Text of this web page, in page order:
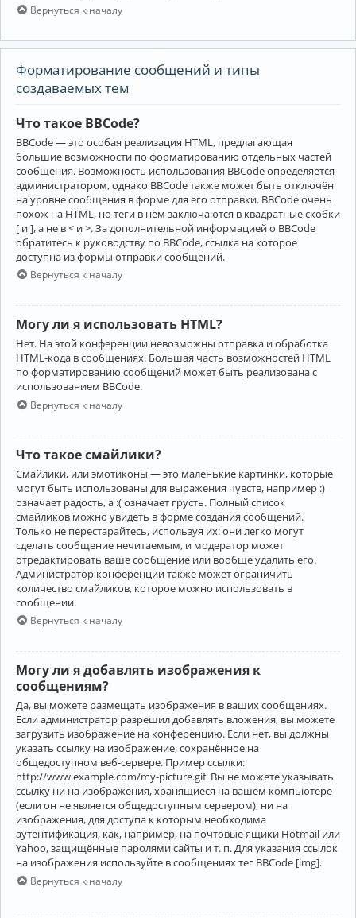
Вернуться к началу
Форматирование сообщений и типы
создаваемых тем
Что такое BBCode?
BBCode — это особая реализация HTML, предлагающая
большие возможности по форматированию отдельных частей
сообщения. Возможность использования BBCode определяется
администратором, однако BBCode также может быть отключён
на уровне сообщения в форме для его отправки. BBCode очень
похож на HTML, но теги в нём заключаются в квадратные скобки
[ и ], а не в < и >. За дополнительной информацией о BBCode
обратитесь к руководству по BBCode, ссылка на которое
доступна из формы отправки сообщений.
Вернуться к началу
Могу ли я использовать HTML?
Нет. На этой конференции невозможны отправка и обработка
HTML-кода в сообщениях. Большая часть возможностей HTML
по форматированию сообщений может быть реализована с
использованием BBCode.
Вернуться к началу
Что такое смайлики?
Смайлики, или эмотиконы — это маленькие картинки, которые
могут быть использованы для выражения чувств, например :)
означает радость, а :( означает грусть. Полный список
смайликов можно увидеть в форме создания сообщений.
Только не перестарайтесь, используя их: они легко могут
сделать сообщение нечитаемым, и модератор может
отредактировать ваше сообщение или вообще удалить его.
Администратор конференции также может ограничить
количество смайликов, которое можно использовать в
сообщении.
Вернуться к началу
Могу ли я добавлять изображения к
сообщениям?
Да, вы можете размещать изображения в ваших сообщениях.
Если администратор разрешил добавлять вложения, вы можете
загрузить изображение на конференцию. Если нет, вы должны
указать ссылку на изображение, сохранённое на
общедоступном веб-сервере. Пример ссылки:
http://www.example.com/my-picture.gif. Вы не можете указывать
ссылку ни на изображения, хранящиеся на вашем компьютере
(если он не является общедоступным сервером), ни на
изображения, для доступа к которым необходима
аутентификация, как, например, на почтовые ящики Hotmail или
Yahoo, защищённые паролями сайты и т. п. Для указания ссылок
на изображения используйте в сообщениях тег BBCode [img].
Вернуться к началу